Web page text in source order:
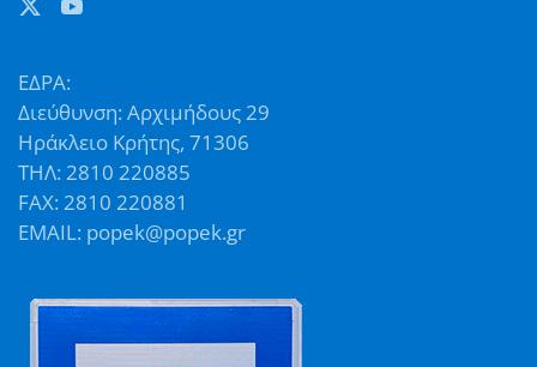
ΕΔΡΑ:
Διεύθυνση: Αρχιμήδους 29
Ηράκλειο Κρήτης, 71306
ΤΗΛ: 2810 220885
FAX: 2810 220881
EMAIL: popek@popek.gr